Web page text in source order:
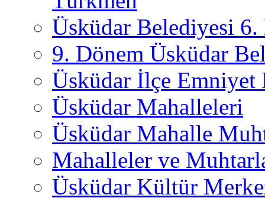
Üsküdar Belediyesi 6.
9. Dönem Üsküdar
Üsküdar İlçe
Üsküdar Mahalleleri
Üsküdar Mahalle
Mahalleler ve
Üsküdar Kültür